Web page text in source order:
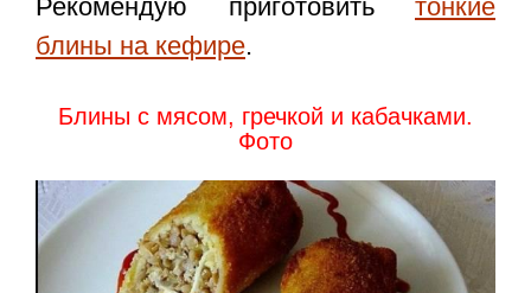
Рекомендую приготовить тонкие
блины на кефире.
Блины с мясом, гречкой и кабачками.
Фото